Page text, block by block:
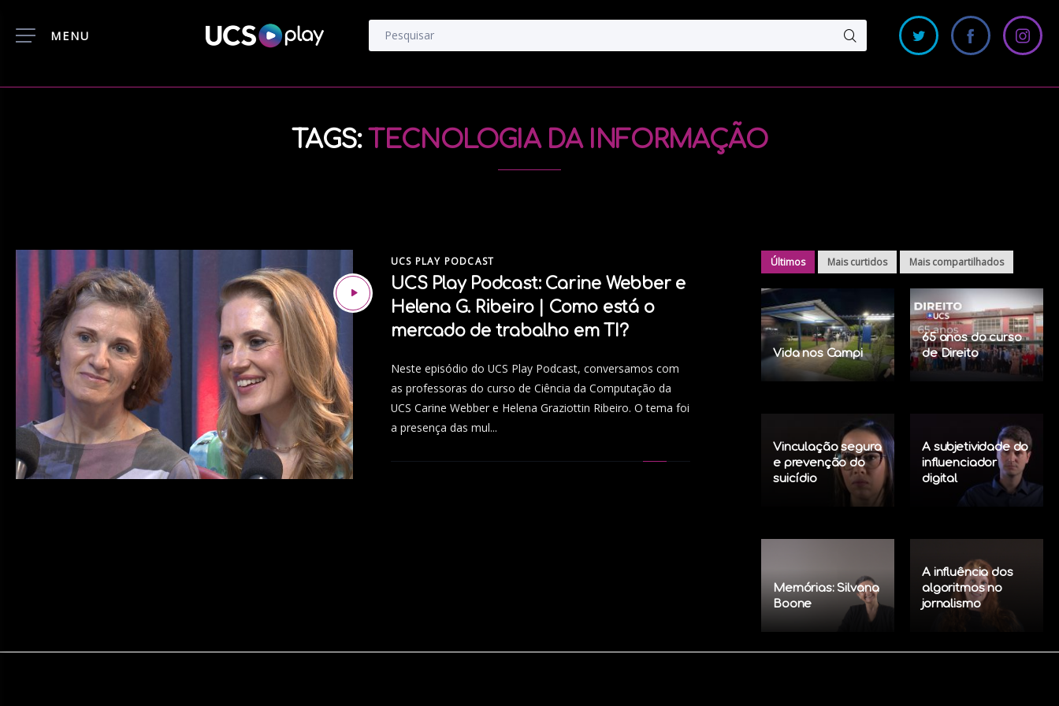
MENU
TAGS: TECNOLOGIA DA INFORMAÇÃO
UCS PLAY PODCAST
UCS Play Podcast: Carine Webber e
Helena G. Ribeiro | Como está o
mercado de trabalho em TI?
Neste episódio do UCS Play Podcast, conversamos com
as professoras do curso de Ciência da Computação da
UCS Carine Webber e Helena Graziottin Ribeiro. O tema foi
a presença das mul...
Últimos Mais curtidos Mais compartilhados
Vida nos Campi
65 anos do curso
de Direito
Vinculação segura
e prevenção do
suicídio
A subjetividade do
influenciador
digital
Memórias: Silvana
Boone
A influência dos
algoritmos no
jornalismo